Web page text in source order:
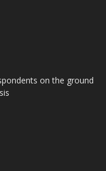
on the ground